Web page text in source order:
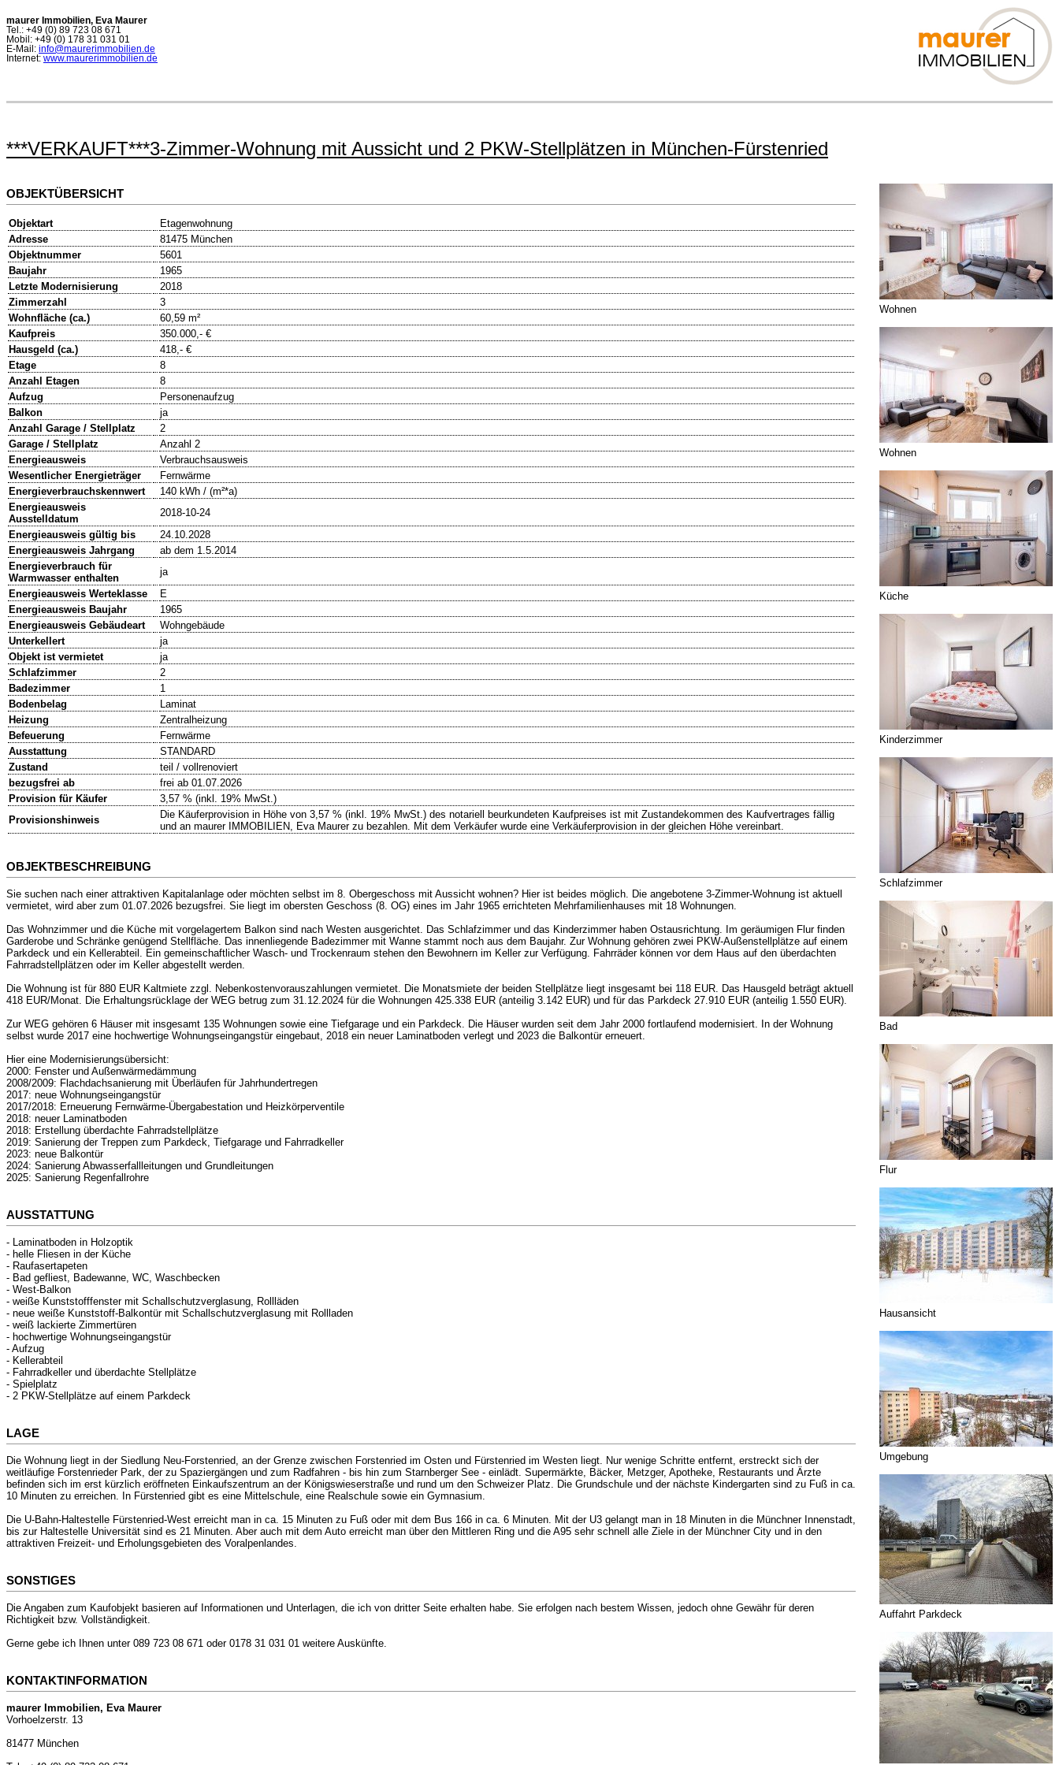
maurer Immobilien, Eva Maurer
Tel.: +49 (0) 89 723 08 671
Mobil: +49 (0) 178 31 031 01
E-Mail: info@maurerimmobilien.de
Internet: www.maurerimmobilien.de
***VERKAUFT***3-Zimmer-Wohnung mit Aussicht und 2 PKW-Stellplätzen in München-Fürstenried
OBJEKTÜBERSICHT
Objektart
Etagenwohnung
Adresse
81475 München
Objektnummer
5601
Baujahr
1965
Letzte Modernisierung
2018
Zimmerzahl
3
Wohnfläche (ca.)
60,59 m²
Kaufpreis
350.000,- €
Hausgeld (ca.)
418,- €
Etage
8
Anzahl Etagen
8
Aufzug
Personenaufzug
Balkon
ja
Anzahl Garage / Stellplatz
2
Garage / Stellplatz
Anzahl 2
Energieausweis
Verbrauchsausweis
Wesentlicher Energieträger
Fernwärme
Energieverbrauchskennwert
140 kWh / (m²*a)
Energieausweis
Ausstelldatum
2018-10-24
Energieausweis gültig bis
24.10.2028
Energieausweis Jahrgang
ab dem 1.5.2014
Energieverbrauch für
Warmwasser enthalten
ja
Energieausweis Werteklasse
E
Energieausweis Baujahr
1965
Energieausweis Gebäudeart
Wohngebäude
Unterkellert
ja
Objekt ist vermietet
ja
Schlafzimmer
2
Badezimmer
1
Bodenbelag
Laminat
Heizung
Zentralheizung
Befeuerung
Fernwärme
Ausstattung
STANDARD
Zustand
teil / vollrenoviert
bezugsfrei ab
frei ab 01.07.2026
Provision für Käufer
3,57 % (inkl. 19% MwSt.)
Provisionshinweis
Die Käuferprovision in Höhe von 3,57 % (inkl. 19% MwSt.) des notariell beurkundeten Kaufpreises ist mit Zustandekommen des Kaufvertrages fällig
und an maurer IMMOBILIEN, Eva Maurer zu bezahlen. Mit dem Verkäufer wurde eine Verkäuferprovision in der gleichen Höhe vereinbart.
OBJEKTBESCHREIBUNG
Sie suchen nach einer attraktiven Kapitalanlage oder möchten selbst im 8. Obergeschoss mit Aussicht wohnen? Hier ist beides möglich. Die angebotene 3-Zimmer-Wohnung ist aktuell
vermietet, wird aber zum 01.07.2026 bezugsfrei. Sie liegt im obersten Geschoss (8. OG) eines im Jahr 1965 errichteten Mehrfamilienhauses mit 18 Wohnungen.
Das Wohnzimmer und die Küche mit vorgelagertem Balkon sind nach Westen ausgerichtet. Das Schlafzimmer und das Kinderzimmer haben Ostausrichtung. Im geräumigen Flur finden
Garderobe und Schränke genügend Stellfläche. Das innenliegende Badezimmer mit Wanne stammt noch aus dem Baujahr. Zur Wohnung gehören zwei PKW-Außenstellplätze auf einem
Parkdeck und ein Kellerabteil. Ein gemeinschaftlicher Wasch- und Trockenraum stehen den Bewohnern im Keller zur Verfügung. Fahrräder können vor dem Haus auf den überdachten
Fahrradstellplätzen oder im Keller abgestellt werden.
Die Wohnung ist für 880 EUR Kaltmiete zzgl. Nebenkostenvorauszahlungen vermietet. Die Monatsmiete der beiden Stellplätze liegt insgesamt bei 118 EUR. Das Hausgeld beträgt aktuell
418 EUR/Monat. Die Erhaltungsrücklage der WEG betrug zum 31.12.2024 für die Wohnungen 425.338 EUR (anteilig 3.142 EUR) und für das Parkdeck 27.910 EUR (anteilig 1.550 EUR).
Zur WEG gehören 6 Häuser mit insgesamt 135 Wohnungen sowie eine Tiefgarage und ein Parkdeck. Die Häuser wurden seit dem Jahr 2000 fortlaufend modernisiert. In der Wohnung
selbst wurde 2017 eine hochwertige Wohnungseingangstür eingebaut, 2018 ein neuer Laminatboden verlegt und 2023 die Balkontür erneuert.
Hier eine Modernisierungsübersicht:
2000: Fenster und Außenwärmedämmung
2008/2009: Flachdachsanierung mit Überläufen für Jahrhundertregen
2017: neue Wohnungseingangstür
2017/2018: Erneuerung Fernwärme-Übergabestation und Heizkörperventile
2018: neuer Laminatboden
2018: Erstellung überdachte Fahrradstellplätze
2019: Sanierung der Treppen zum Parkdeck, Tiefgarage und Fahrradkeller
2023: neue Balkontür
2024: Sanierung Abwasserfallleitungen und Grundleitungen
2025: Sanierung Regenfallrohre
AUSSTATTUNG
- Laminatboden in Holzoptik
- helle Fliesen in der Küche
- Raufasertapeten
- Bad gefliest, Badewanne, WC, Waschbecken
- West-Balkon
- weiße Kunststofffenster mit Schallschutzverglasung, Rollläden
- neue weiße Kunststoff-Balkontür mit Schallschutzverglasung mit Rollladen
- weiß lackierte Zimmertüren
- hochwertige Wohnungseingangstür
- Aufzug
- Kellerabteil
- Fahrradkeller und überdachte Stellplätze
- Spielplatz
- 2 PKW-Stellplätze auf einem Parkdeck
LAGE
Die Wohnung liegt in der Siedlung Neu-Forstenried, an der Grenze zwischen Forstenried im Osten und Fürstenried im Westen liegt. Nur wenige Schritte entfernt, erstreckt sich der
weitläufige Forstenrieder Park, der zu Spaziergängen und zum Radfahren - bis hin zum Starnberger See - einlädt. Supermärkte, Bäcker, Metzger, Apotheke, Restaurants und Ärzte
befinden sich im erst kürzlich eröffneten Einkaufszentrum an der Königswieserstraße und rund um den Schweizer Platz. Die Grundschule und der nächste Kindergarten sind zu Fuß in ca.
10 Minuten zu erreichen. In Fürstenried gibt es eine Mittelschule, eine Realschule sowie ein Gymnasium.
Die U-Bahn-Haltestelle Fürstenried-West erreicht man in ca. 15 Minuten zu Fuß oder mit dem Bus 166 in ca. 6 Minuten. Mit der U3 gelangt man in 18 Minuten in die Münchner Innenstadt,
bis zur Haltestelle Universität sind es 21 Minuten. Aber auch mit dem Auto erreicht man über den Mittleren Ring und die A95 sehr schnell alle Ziele in der Münchner City und in den
attraktiven Freizeit- und Erholungsgebieten des Voralpenlandes.
SONSTIGES
Die Angaben zum Kaufobjekt basieren auf Informationen und Unterlagen, die ich von dritter Seite erhalten habe. Sie erfolgen nach bestem Wissen, jedoch ohne Gewähr für deren
Richtigkeit bzw. Vollständigkeit.
Gerne gebe ich Ihnen unter 089 723 08 671 oder 0178 31 031 01 weitere Auskünfte.
KONTAKTINFORMATION
maurer Immobilien, Eva Maurer
Vorhoelzerstr. 13
81477 München
Wohnen
Wohnen
Küche
Kinderzimmer
Schlafzimmer
Bad
Flur
Hausansicht
Umgebung
Auffahrt Parkdeck